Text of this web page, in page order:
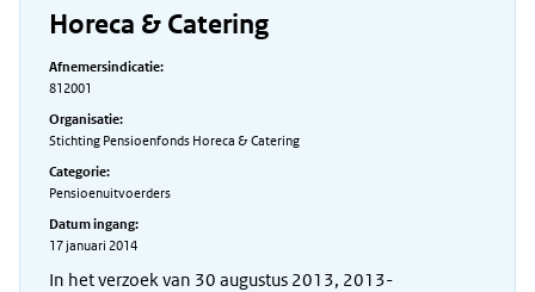
Horeca & Catering
Afnemersindicatie:
812001
Organisatie:
Stichting Pensioenfonds Horeca & Catering
Categorie:
Pensioenuitvoerders
Datum ingang:
17 januari 2014
In het verzoek van 30 augustus 2013, 2013-